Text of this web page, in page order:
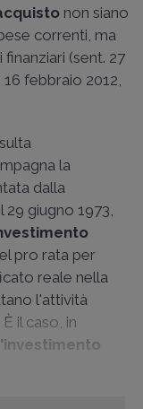
non siano
correnti, ma
(sent. 27
febbraio 2012,
la
dalla
giugno 1973,
pro rata per
reale nella
l'attività
il caso, in